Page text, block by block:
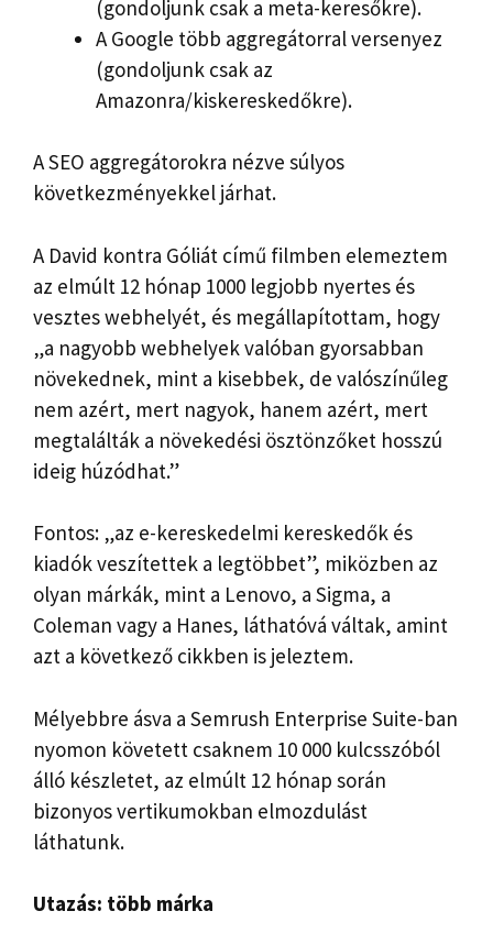
(gondoljunk csak a meta-keresőkre).
A Google több aggregátorral versenyez
(gondoljunk csak az
Amazonra/kiskereskedőkre).
A SEO aggregátorokra nézve súlyos
következményekkel járhat.
A David kontra Góliát című filmben elemeztem
az elmúlt 12 hónap 1000 legjobb nyertes és
vesztes webhelyét, és megállapítottam, hogy
„a nagyobb webhelyek valóban gyorsabban
növekednek, mint a kisebbek, de valószínűleg
nem azért, mert nagyok, hanem azért, mert
megtalálták a növekedési ösztönzőket hosszú
ideig húzódhat.”
Fontos: „az e-kereskedelmi kereskedők és
kiadók veszítettek a legtöbbet”, miközben az
olyan márkák, mint a Lenovo, a Sigma, a
Coleman vagy a Hanes, láthatóvá váltak, amint
azt a következő cikkben is jeleztem.
Mélyebbre ásva a Semrush Enterprise Suite-ban
nyomon követett csaknem 10 000 kulcsszóból
álló készletet, az elmúlt 12 hónap során
bizonyos vertikumokban elmozdulást
láthatunk.
Utazás: több márka